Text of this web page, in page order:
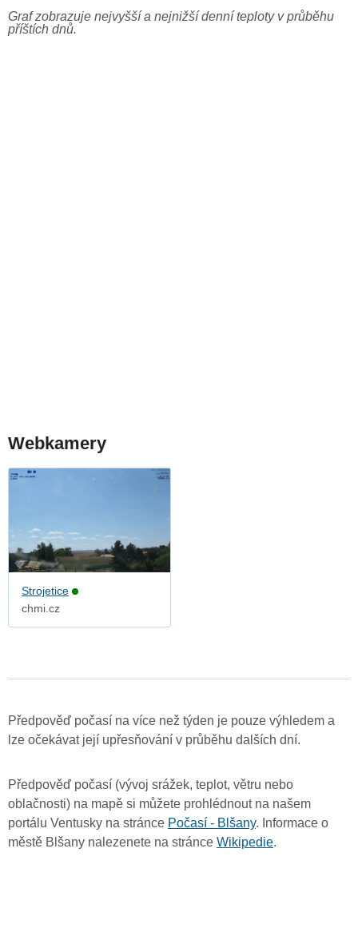
Graf zobrazuje nejvyšší a nejnižší denní teploty v průběhu
příštích dnů.
Webkamery
Strojetice
chmi.cz
Předpověď počasí na více než týden je pouze výhledem a
lze očekávat její upřesňování v průběhu dalších dní.
Předpověď počasí (vývoj srážek, teplot, větru nebo
oblačnosti) na mapě si můžete prohlédnout na našem
portálu Ventusky na stránce Počasí - Blšany. Informace o
městě Blšany nalezenete na stránce Wikipedie.